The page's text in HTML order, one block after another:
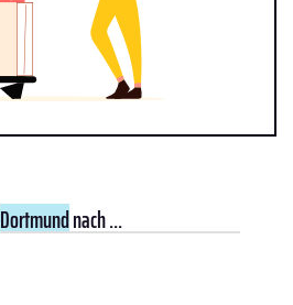
Dortmundnach ...